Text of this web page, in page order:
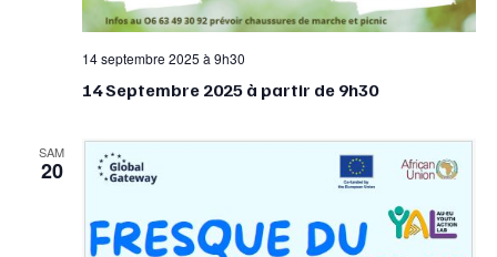
14 Septembre 2025 à partir de 9h30
14 septembre 2025 à 9h30
SAM
20